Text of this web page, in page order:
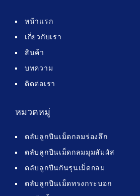
หน้าแรก
เกี่ยวกับเรา
สินค้า
บทความ
ติดต่อเรา
หมวดหมู่
ตลับลูกปืนเม็ดกลมร่องลึก
ตลับลูกปืนเม็ดกลมมุมสัมผัส
ตลับลูกปืนกันรุนเม็ดกลม
ตลับลูกปืนเม็ดทรงกระบอก